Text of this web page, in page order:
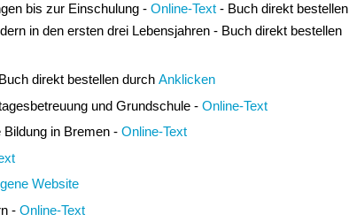
bis zur Einschulung - Online-Text- Buch direkt bestellen
in den ersten drei Lebensjahren - Buch direkt bestellen
direkt bestellen durch Anklicken
und Grundschule - Online-Text
in Bremen - Online-Text
Website
- Online-Text